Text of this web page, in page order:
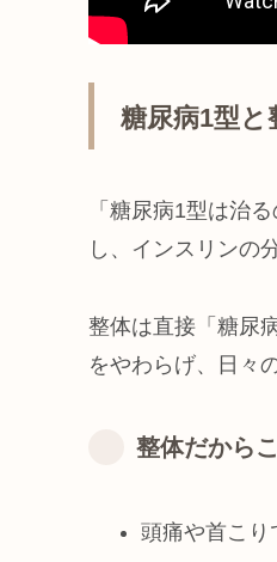
糖尿病1型
「糖尿病1型は治
し、インスリンの
整体は直接「糖尿
をやわらげ、日々
整体だから
頭痛や首こり